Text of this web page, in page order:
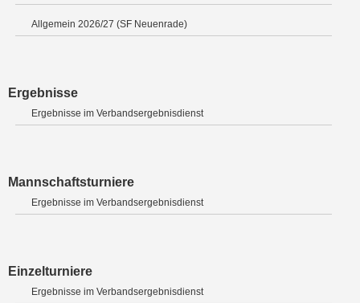
Allgemein 2026/27 (SF Neuenrade)
Ergebnisse
Ergebnisse im Verbandsergebnisdienst
Mannschaftsturniere
Ergebnisse im Verbandsergebnisdienst
Einzelturniere
Ergebnisse im Verbandsergebnisdienst